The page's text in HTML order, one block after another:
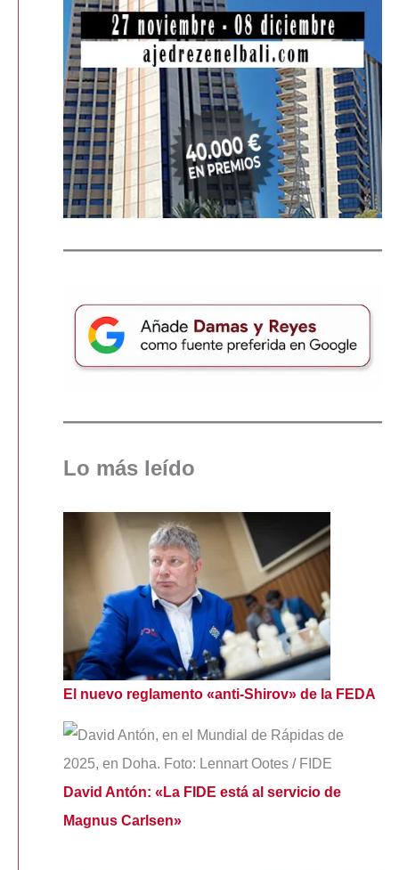
Lo más leído
El nuevo reglamento «anti-Shirov» de la FEDA
David Antón: «La FIDE está al servicio de
Magnus Carlsen»